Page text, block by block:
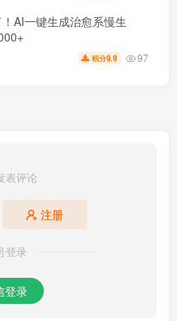
AI一键生成治愈系慢生
积分9.9 97
表评论
注册
登录
登录